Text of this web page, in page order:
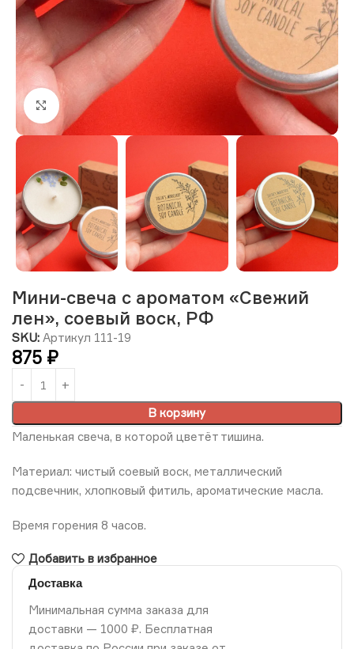
Нажмите, чтобы увеличить изображение
Мини-свеча с ароматом «Свежий
лен», соевый воск, РФ
SKU: Артикул 111-19
875 ₽
В корзину
Маленькая свеча, в которой цветёт тишина.
Материал: чистый соевый воск, металлический
подсвечник, хлопковый фитиль, ароматические масла.
Время горения 8 часов.
Добавить в избранное
Доставка
Минимальная сумма заказа для
доставки — 1000 ₽. Бесплатная